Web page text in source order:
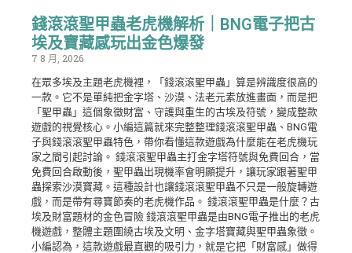
錢滾滾聖甲蟲老虎機解析｜BNG電子把古
埃及寶藏感玩出金色爆發
7 8 月, 2026
在眾多埃及主題老虎機裡，「錢滾滾聖甲蟲」算是辨識度很高的
一款。它不是單純把金字塔、沙漠、法老元素放進畫面，而是把
「聖甲蟲」這個象徵財富、守護與重生的古埃及符號，變成整款
遊戲的視覺核心。小編這篇就來完整整理錢滾滾聖甲蟲、BNG電
子與錢滾滾聖甲蟲特色，帶你看懂這款遊戲為什麼能在老虎機玩
家之間引起討論。 錢滾滾聖甲蟲主打金字塔符號與免費回合，當
免費回合啟動後，聖甲蟲出現機率會明顯提升，讓玩家跟著聖甲
蟲探索沙漠寶藏。這種設計也讓錢滾滾聖甲蟲不只是一般旋轉遊
戲，而是帶有尋寶節奏的老虎機作品。 錢滾滾聖甲蟲是什麼？古
埃及財富題材的金色冒險 錢滾滾聖甲蟲是由BNG電子推出的老虎
機遊戲，整體主題圍繞古埃及文明、金字塔寶藏與聖甲蟲象徵。
小編認為，這款遊戲最直觀的吸引力，就是它把「財富感」做得